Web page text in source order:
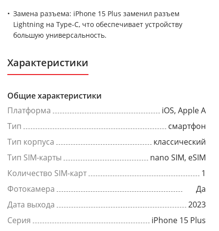
Замена разъема: iPhone 15 Plus заменил разъем
Lightning на Type-C, что обеспечивает устройству
большую универсальность.
Характеристики
Общие характеристики
Платформа
iOS, Apple A
Тип
смартфон
Тип корпуса
классический
Тип SIM-карты
nano SIM, eSIM
Количество SIM-карт
1
Фотокамера
Да
Дата выхода
2023
Серия
iPhone 15 Plus